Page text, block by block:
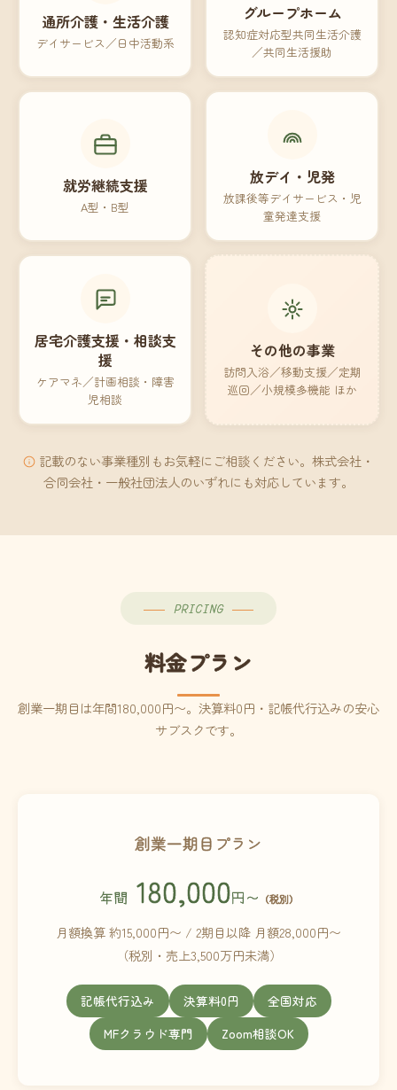
通所介護・生活介護
デイサービス／日中活動系
グループホーム
認知症対応型共同生活介護
／共同生活援助
就労継続支援
A型・B型
放デイ・児発
放課後等デイサービス・児
童発達支援
居宅介護支援・相談支
援
ケアマネ／計画相談・障害
児相談
その他の事業
訪問入浴／移動支援／定期
巡回／小規模多機能 ほか
記載のない事業種別もお気軽にご相談ください。株式会社・
合同会社・一般社団法人のいずれにも対応しています。
PRICING
料金プラン
創業一期目は年間180,000円〜。決算料0円・記帳代行込みの安心
サブスクです。
創業一期目プラン
年間 180,000円〜 （税別）
月額換算 約15,000円〜 / 2期目以降 月額28,000円〜
（税別・売上3,500万円未満）
記帳代行込み 決算料0円
全国対応
MFクラウド専門
Zoom相談OK